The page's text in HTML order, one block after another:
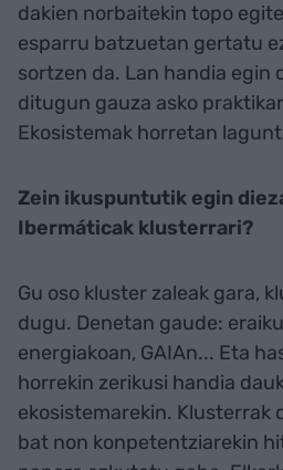
dakien norbaitekin topo
esparru batzuetan gertatu
sortzen da. Lan handia egin
ditugun gauza asko
Ekosistemak horretan
Zein ikuspuntutik egin
Ibermáticak klusterrari?
Gu oso kluster zaleak gara,
dugu. Denetan gaude:
energiakoan, GAIAn... Eta
horrekin zerikusi handia
ekosistemarekin. Klusterrak
bat non konpetentziarekin